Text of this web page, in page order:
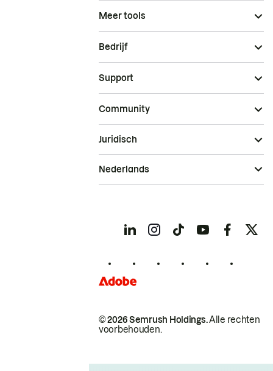
Meer tools
Bedrijf
Support
Community
© 2026 Semrush Holdings.Alle rechten
voorbehouden.
Juridisch
Nederlands